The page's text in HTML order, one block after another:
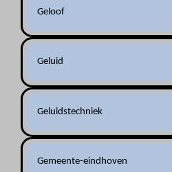
Geloof
Geluid
Geluidstechniek
Gemeente-eindhoven